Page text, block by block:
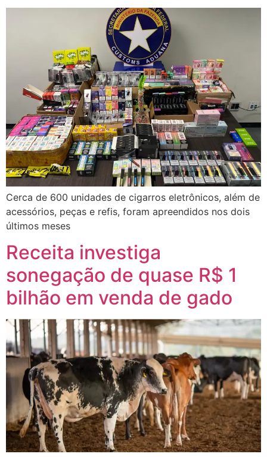
Cerca de 600 unidades de cigarros eletrônicos, além de
acessórios, peças e refis, foram apreendidos nos dois
últimos meses
Receita investiga
sonegação de quase R$ 1
bilhão em venda de gado